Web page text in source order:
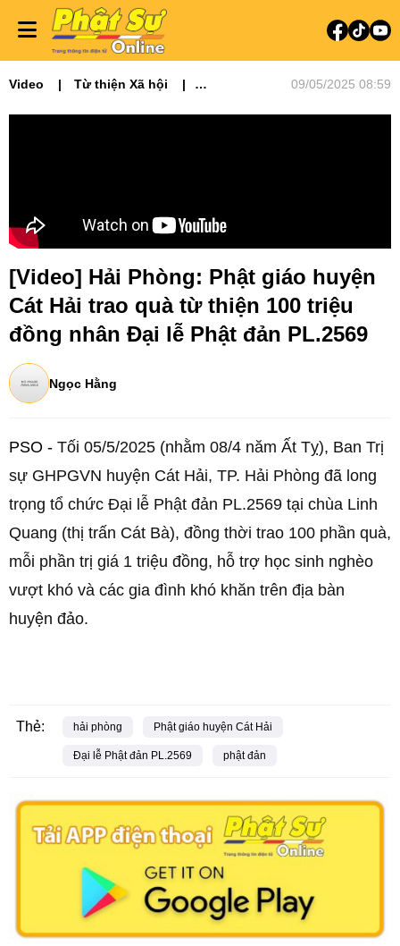
Video
Từ thiện Xã hội
09/05/2025 08:59
[Video] Hải Phòng: Phật giáo huyện
Cát Hải trao quà từ thiện 100 triệu
đồng nhân Đại lễ Phật đản PL.2569
Ngọc Hằng
PSO - Tối 05/5/2025 (nhằm 08/4 năm Ất Tỵ), Ban Trị
sự GHPGVN huyện Cát Hải, TP. Hải Phòng đã long
trọng tổ chức Đại lễ Phật đản PL.2569 tại chùa Linh
Quang (thị trấn Cát Bà), đồng thời trao 100 phần quà,
mỗi phần trị giá 1 triệu đồng, hỗ trợ học sinh nghèo
vượt khó và các gia đình khó khăn trên địa bàn
huyện đảo.
Thẻ: hải phòng Phật giáo huyện Cát Hải
Đại lễ Phật đản PL.2569 phật đản